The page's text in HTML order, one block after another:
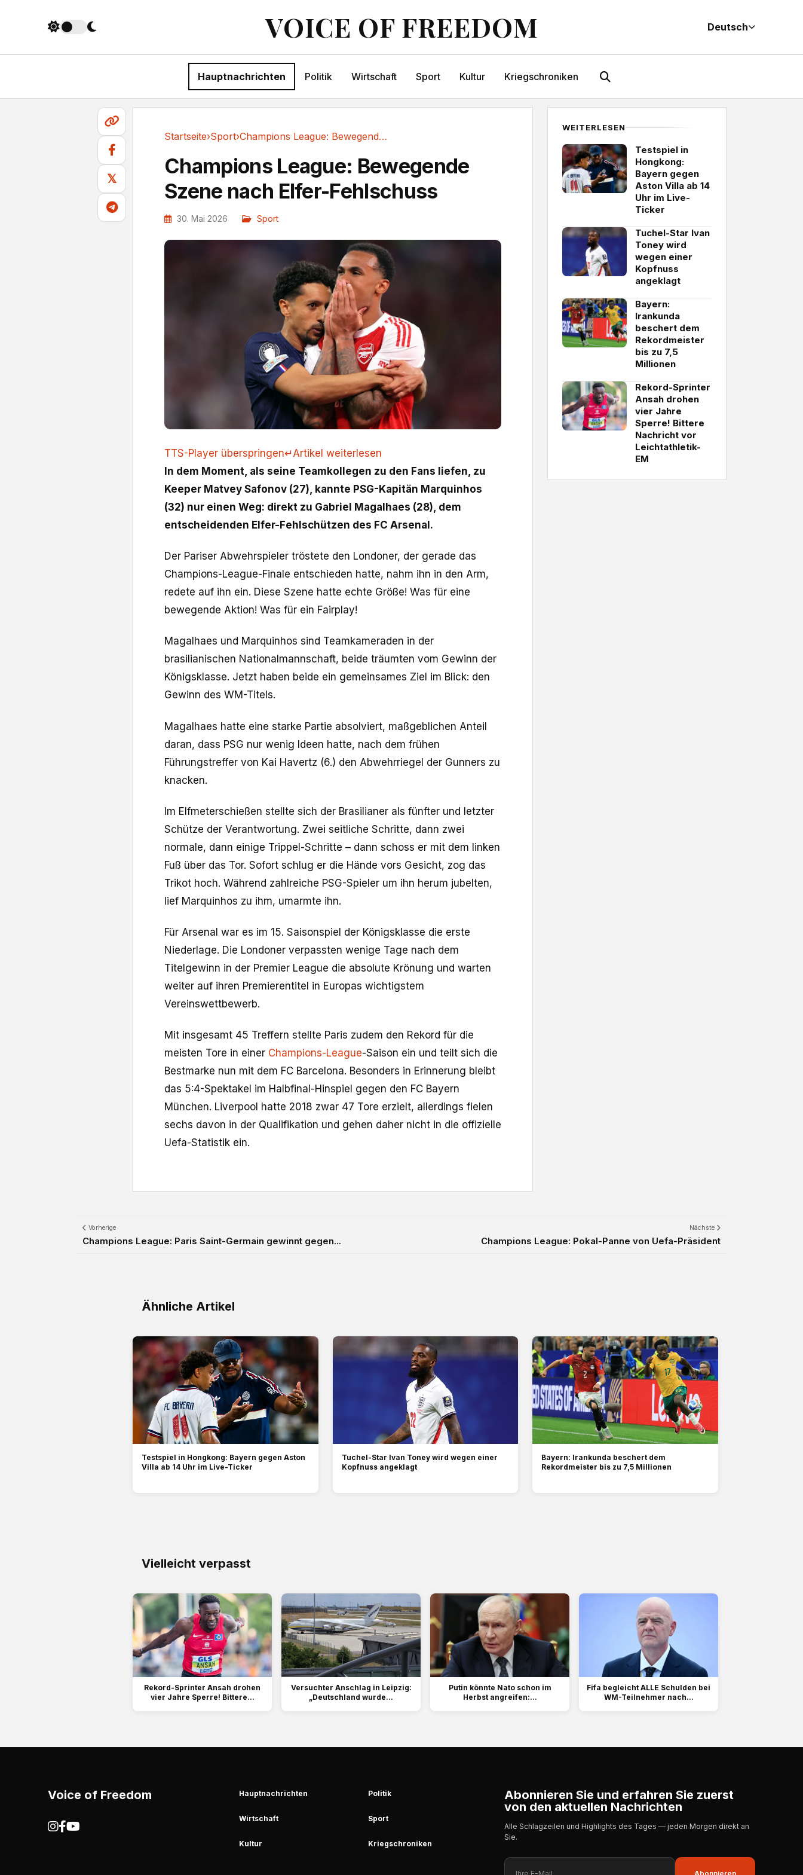
VOICE OF FREEDOM Deutsch
Hauptnachrichten Politik Wirtschaft Sport Kultur Kriegschroniken
𝕏
Startseite›Sport› Champions League: Bewegende Szene nach Elfer-Fehlschuss
Champions League: Bewegende
Szene nach Elfer-Fehlschuss
30. Mai 2026 Sport
TTS-Player überspringen↵Artikel weiterlesen
In dem Moment, als seine Teamkollegen zu den Fans liefen, zu
Keeper Matvey Safonov (27), kannte PSG-Kapitän Marquinhos
(32) nur einen Weg: direkt zu Gabriel Magalhaes (28), dem
entscheidenden Elfer-Fehlschützen des FC Arsenal.
Der Pariser Abwehrspieler tröstete den Londoner, der gerade das
Champions-League-Finale entschieden hatte, nahm ihn in den Arm,
redete auf ihn ein. Diese Szene hatte echte Größe! Was für eine
bewegende Aktion! Was für ein Fairplay!
Magalhaes und Marquinhos sind Teamkameraden in der
brasilianischen Nationalmannschaft, beide träumten vom Gewinn der
Königsklasse. Jetzt haben beide ein gemeinsames Ziel im Blick: den
Gewinn des WM-Titels.
Magalhaes hatte eine starke Partie absolviert, maßgeblichen Anteil
daran, dass PSG nur wenig Ideen hatte, nach dem frühen
Führungstreffer von Kai Havertz (6.) den Abwehrriegel der Gunners zu
knacken.
Im Elfmeterschießen stellte sich der Brasilianer als fünfter und letzter
Schütze der Verantwortung. Zwei seitliche Schritte, dann zwei
normale, dann einige Trippel-Schritte – dann schoss er mit dem linken
Fuß über das Tor. Sofort schlug er die Hände vors Gesicht, zog das
Trikot hoch. Während zahlreiche PSG-Spieler um ihn herum jubelten,
lief Marquinhos zu ihm, umarmte ihn.
Für Arsenal war es im 15. Saisonspiel der Königsklasse die erste
Niederlage. Die Londoner verpassten wenige Tage nach dem
Titelgewinn in der Premier League die absolute Krönung und warten
weiter auf ihren Premierentitel in Europas wichtigstem
Vereinswettbewerb.
Mit insgesamt 45 Treffern stellte Paris zudem den Rekord für die
meisten Tore in einer Champions-League-Saison ein und teilt sich die
Bestmarke nun mit dem FC Barcelona. Besonders in Erinnerung bleibt
das 5:4-Spektakel im Halbfinal-Hinspiel gegen den FC Bayern
München. Liverpool hatte 2018 zwar 47 Tore erzielt, allerdings fielen
sechs davon in der Qualifikation und gehen daher nicht in die offizielle
Uefa-Statistik ein.
WEITERLESEN
Testspiel in
Hongkong:
Bayern gegen
Aston Villa ab 14
Uhr im Live-
Ticker
Tuchel-Star Ivan
Toney wird
wegen einer
Kopfnuss
angeklagt
Bayern:
Irankunda
beschert dem
Rekordmeister
bis zu 7,5
Millionen
Rekord-Sprinter
Ansah drohen
vier Jahre
Sperre! Bittere
Nachricht vor
Leichtathletik-
EM
Vorherige
Champions League: Paris Saint-Germain gewinnt gegen...
Nächste
Champions League: Pokal-Panne von Uefa-Präsident
Ähnliche Artikel
Testspiel in Hongkong: Bayern gegen Aston
Villa ab 14 Uhr im Live-Ticker
Tuchel-Star Ivan Toney wird wegen einer
Kopfnuss angeklagt
Bayern: Irankunda beschert dem
Rekordmeister bis zu 7,5 Millionen
Vielleicht verpasst
Rekord-Sprinter Ansah drohen
vier Jahre Sperre! Bittere...
Versuchter Anschlag in Leipzig:
„Deutschland wurde...
Putin könnte Nato schon im
Herbst angreifen:...
Fifa begleicht ALLE Schulden bei
WM-Teilnehmer nach...
Voice of Freedom Hauptnachrichten Politik
Wirtschaft Sport
Kultur Kriegschroniken
Abonnieren Sie und erfahren Sie zuerst
von den aktuellen Nachrichten
Alle Schlagzeilen und Highlights des Tages — jeden Morgen direkt an
Sie.